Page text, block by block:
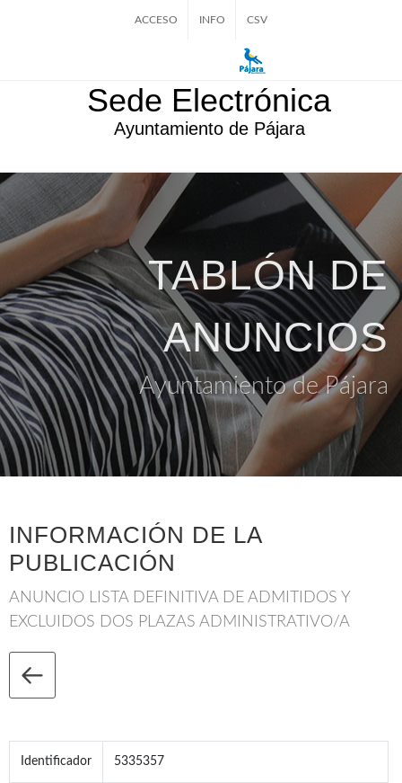
ACCESO INFO CSV
Sede Electrónica
Ayuntamiento de Pájara
TABLÓN DE
ANUNCIOS
Ayuntamiento de Pájara
INFORMACIÓN DE LA
PUBLICACIÓN
ANUNCIO LISTA DEFINITIVA DE ADMITIDOS Y
EXCLUIDOS DOS PLAZAS ADMINISTRATIVO/A
Identificador 5335357